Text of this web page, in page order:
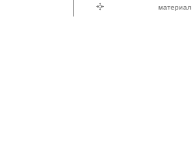
материал